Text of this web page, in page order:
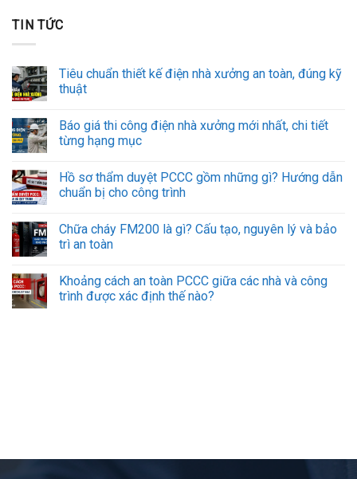
TIN TỨC
Tiêu chuẩn thiết kế điện nhà xưởng an toàn, đúng kỹ
thuật
Báo giá thi công điện nhà xưởng mới nhất, chi tiết
từng hạng mục
Hồ sơ thẩm duyệt PCCC gồm những gì? Hướng dẫn
chuẩn bị cho công trình
Chữa cháy FM200 là gì? Cấu tạo, nguyên lý và bảo
trì an toàn
Khoảng cách an toàn PCCC giữa các nhà và công
trình được xác định thế nào?